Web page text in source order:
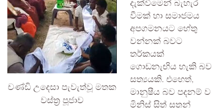
චණ්ඩි උදෙසා පැවැත්වූ මතක
වස්ත්‍ර පූජාව
දැක්වීමෙන් බැහැර
වීමක් හා සමාජමය
අපගමනයට හේතු
වන්නක් බවට
තර්කයක්
ගොඩනැඟිය හැකි බව
සත්‍යයකි. එහෙත්,
මානුෂීය බව පදනම් ව
මිනිස් සිත් සතන්